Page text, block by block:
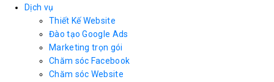
Dịch vụ
Thiết Kế Website
Đào tạo Google Ads
Marketing trọn gói
Chăm sóc Facebook
Chăm sóc Website